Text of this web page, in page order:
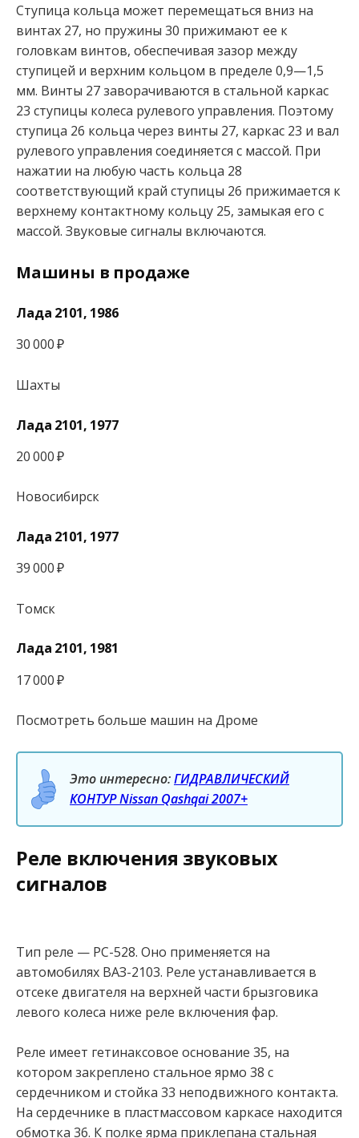
Ступица кольца может перемещаться вниз на
винтах 27, но пружины 30 прижимают ее к
головкам винтов, обеспечивая зазор между
ступицей и верхним кольцом в пределе 0,9—1,5
мм. Винты 27 заворачиваются в стальной каркас
23 ступицы колеса рулевого управления. Поэтому
ступица 26 кольца через винты 27, каркас 23 и вал
рулевого управления соединяется с массой. При
нажатии на любую часть кольца 28
соответствующий край ступицы 26 прижимается к
верхнему контактному кольцу 25, замыкая его с
массой. Звуковые сигналы включаются.
Машины в продаже
Лада 2101, 1986
30 000 ₽
Шахты
Лада 2101, 1977
20 000 ₽
Новосибирск
Лада 2101, 1977
39 000 ₽
Томск
Лада 2101, 1981
17 000 ₽
Посмотреть больше машин на Дроме
Это интересно:ГИДРАВЛИЧЕСКИЙ
КОНТУР Nissan Qashqai 2007+
Реле включения звуковых
сигналов
Тип реле — РС-528. Оно применяется на
автомобилях ВАЗ-2103. Реле устанавливается в
отсеке двигателя на верхней части брызговика
левого колеса ниже реле включения фар.
Реле имеет гетинаксовое основание 35, на
котором закреплено стальное ярмо 38 с
сердечником и стойка 33 неподвижного контакта.
На сердечнике в пластмассовом каркасе находится
обмотка 36. К полке ярма приклепана стальная